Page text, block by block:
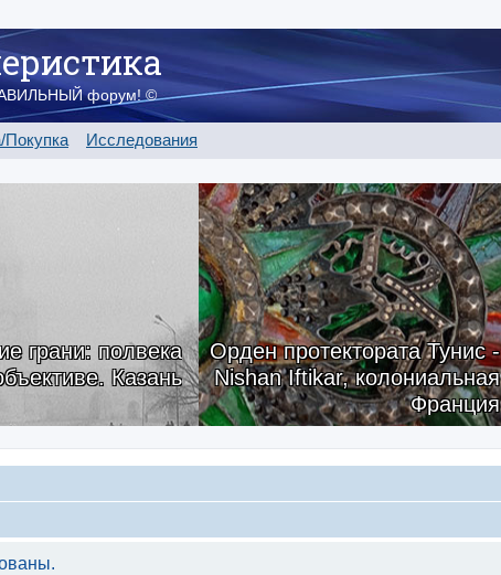
форум! ©
Исследования
грани: полвека
Казань
Орден протектората Тунис -
Nishan Iftikar, колониальная
Франция